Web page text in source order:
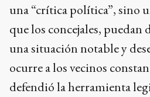
una “crítica política”, sino
que los concejales, puedan
una situación notable y
ocurre a los vecinos
defendió la herramienta